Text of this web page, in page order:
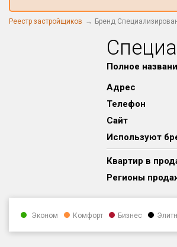
Реестр застройщиков Бренд
Полное
Адрес
Телефон
Сайт
Используют
Квартир в
Регионы
Эконом Комфорт Бизнес